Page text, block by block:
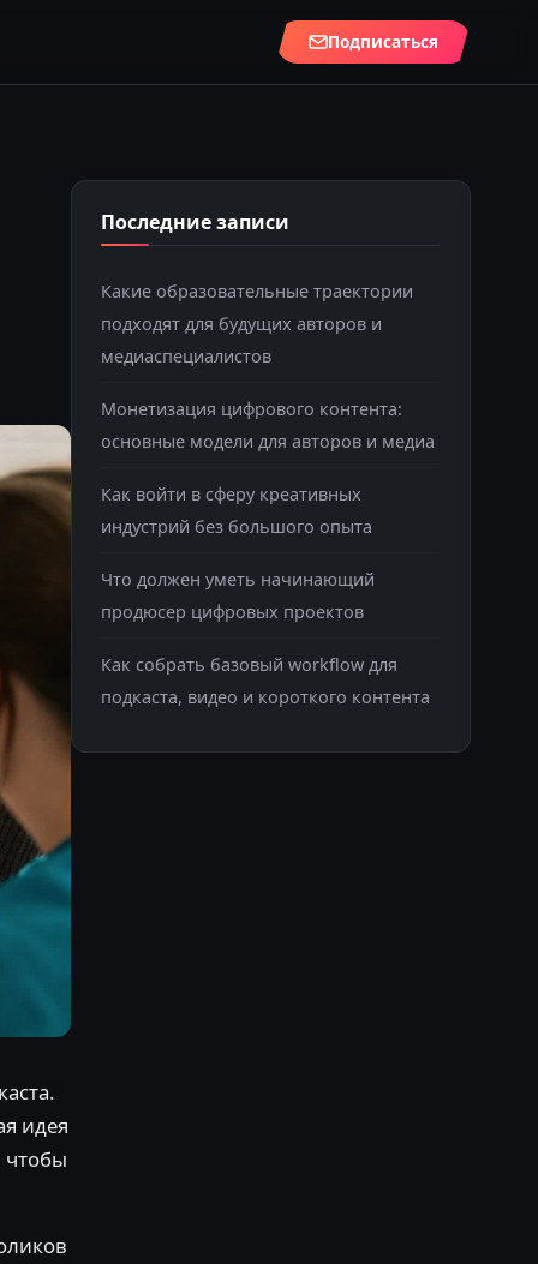
Подписаться
идея
чтобы
Последние записи
Какие образовательные траектории
подходят для будущих авторов и
медиаспециалистов
Монетизация цифрового контента:
основные модели для авторов и медиа
Как войти в сферу креативных
индустрий без большого опыта
Что должен уметь начинающий
продюсер цифровых проектов
Как собрать базовый workflow для
подкаста, видео и короткого контента